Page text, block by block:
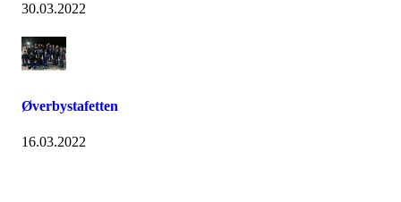
30.03.2022
Øverbystafetten
16.03.2022